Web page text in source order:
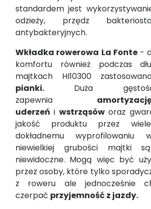
standardem jest
odzieży, przędz
antybakteryjnych.
Wkładka rowerowa La Fonte -
komfortu również podczas
majtkach HI10300
pianki. Duża
zapewnia
uderzeń i wstrząsóworaz
jakość produktu przez
dokładnemuwyprofilowaniu
niewielkiej grubości majtki
niewidoczne. Mogą więc być
przez osoby, które tylko
z roweru ale jednocześnie
czerpać przyjemność z jazdy.